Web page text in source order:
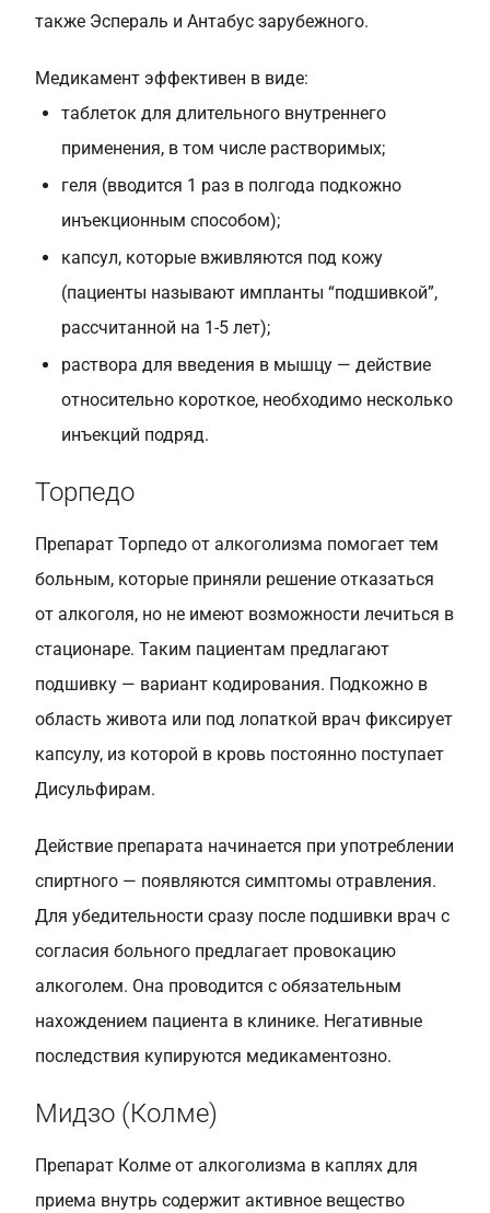
также Эспераль и Антабус зарубежного.
Медикамент эффективен в виде:
таблеток для длительного внутреннего
применения, в том числе растворимых;
геля (вводится 1 раз в полгода подкожно
инъекционным способом);
капсул, которые вживляются под кожу
(пациенты называют импланты “подшивкой”,
рассчитанной на 1-5 лет);
раствора для введения в мышцу — действие
относительно короткое, необходимо несколько
инъекций подряд.
Торпедо
Препарат Торпедо от алкоголизма помогает тем
больным, которые приняли решение отказаться
от алкоголя, но не имеют возможности лечиться в
стационаре. Таким пациентам предлагают
подшивку — вариант кодирования. Подкожно в
область живота или под лопаткой врач фиксирует
капсулу, из которой в кровь постоянно поступает
Дисульфирам.
Действие препарата начинается при употреблении
спиртного — появляются симптомы отравления.
Для убедительности сразу после подшивки врач с
согласия больного предлагает провокацию
алкоголем. Она проводится с обязательным
нахождением пациента в клинике. Негативные
последствия купируются медикаментозно.
Мидзо (Колме)
Препарат Колме от алкоголизма в каплях для
приема внутрь содержит активное вещество